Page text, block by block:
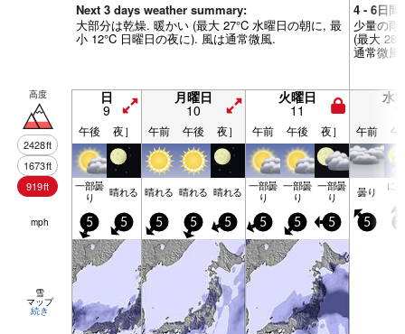
Next 3 days weather summary:
大部分は乾燥. 暖かい (最大 27°C 水曜日の朝に, 最
小 12°C 日曜日の夜に). 風は通常微風.
4 - 6日間
少量の
(最大
通常微風.
高度
2428ft
1673ft
919ft
日
9
月曜日
10
火曜日
11
水
午後 夜］ 午前 午後 夜］ 午前 午後 夜］ 午前 午
一部曇
り 晴れる 晴れる 晴れる 晴れる 一部曇
り
一部曇
り
一部曇
り 曇り に
mph 5 5 5 5 5 5 5 5 5
雪
マップ
続き